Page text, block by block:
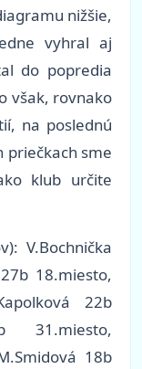
nižšie,
vyhral aj
do popredia
však, rovnako
na poslednú
priečkach sme
klub určite
V.Bochnička
18.miesto,
22b
31.miesto,
18b